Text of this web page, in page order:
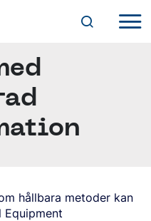
hållbara metoder kan
Equipment